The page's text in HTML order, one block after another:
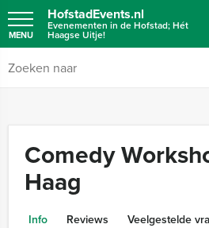
HofstadEvents.nl
Evenementen in de Hofstad; Hét
Haagse Uitje!
MENU
Comedy
Haag
Info Reviews Veelgestelde